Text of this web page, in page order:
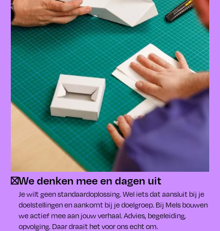
We denken mee en dagen uit
Je wilt geen standaardoplossing. Wel iets dat aansluit bij je
doelstellingen en aankomt bij je doelgroep. Bij Mels bouwen
we actief mee aan jouw verhaal. Advies, begeleiding,
opvolging. Daar draait het voor ons echt om.